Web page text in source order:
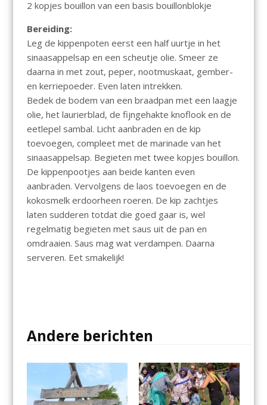
2 kopjes bouillon van een basis bouillonblokje
Bereiding:
Leg de kippenpoten eerst een half uurtje in het
sinaasappelsap en een scheutje olie. Smeer ze
daarna in met zout, peper, nootmuskaat, gember-
en kerriepoeder. Even laten intrekken.
Bedek de bodem van een braadpan met een laagje
olie, het laurierblad, de fijngehakte knoflook en de
eetlepel sambal. Licht aanbraden en de kip
toevoegen, compleet met de marinade van het
sinaasappelsap. Begieten met twee kopjes bouillon.
De kippenpootjes aan beide kanten even
aanbraden. Vervolgens de laos toevoegen en de
kokosmelk erdoorheen roeren. De kip zachtjes
laten sudderen totdat die goed gaar is, wel
regelmatig begieten met saus uit de pan en
omdraaien. Saus mag wat verdampen. Daarna
serveren. Eet smakelijk!
Andere berichten